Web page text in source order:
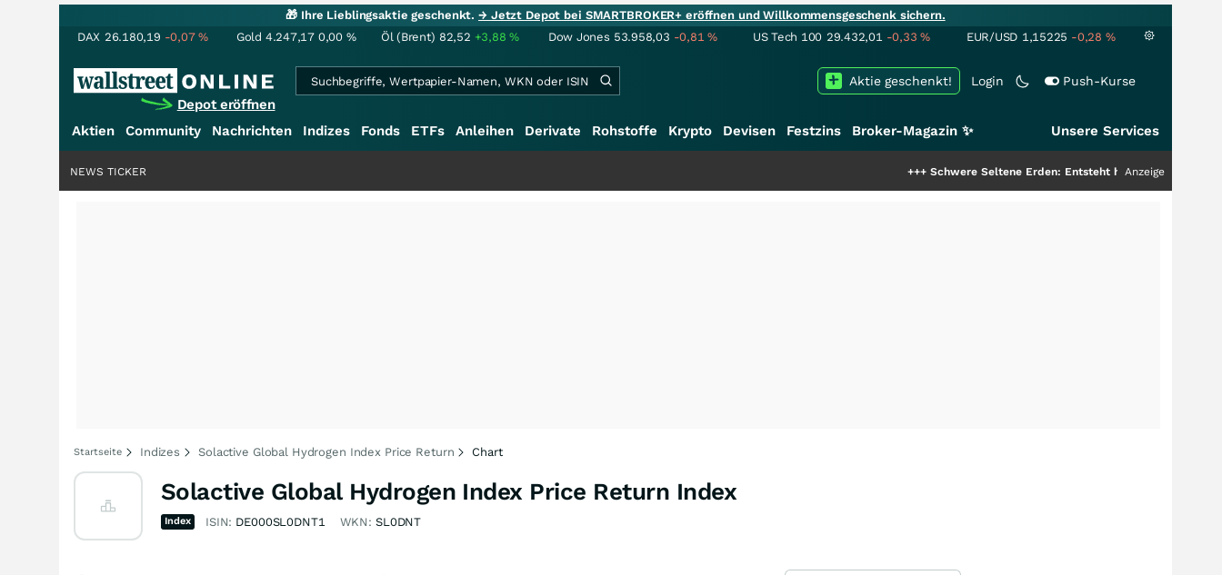
🎁 Ihre Lieblingsaktie geschenkt.→ Jetzt Depot bei SMARTBROKER+ eröffnen und Willkommensgeschenk sichern.
DAX 26.180,19 -0,07% Gold 4.247,17 0,00 % Öl (Brent) 82,52 +3,88% Dow Jones 53.958,03 -0,81% US Tech 100 29.432,01 -0,33% EUR/USD 1,15225 -0,28 %
Depot eröffnen
Login Push-Kurse
Aktie geschenkt!
Aktien Community Nachrichten Indizes Fonds ETFs Anleihen Derivate Rohstoffe Krypto Devisen Festzins Broker-Magazin ✨ Unsere Services
Schwere Seltene Erden: Entsteht hier die nächste
Anzeige
NEWS TICKER
Startseite Indizes Solactive Global Hydrogen Index Price Return Chart
Solactive Global Hydrogen Index Price Return Index
Index ISIN: DE000SL0DNT1 WKN: SL0DNT